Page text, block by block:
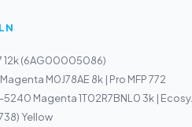
12k (6AG00005086)
M0J78AE 8k | Pro MFP 772
Magenta 1T02R7BNL0 3k | Ecosy...
Yellow